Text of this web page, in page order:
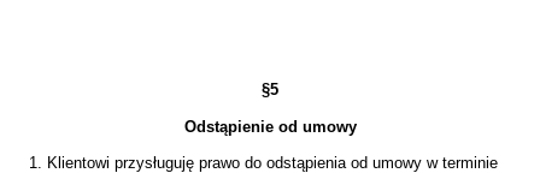
§5
Odstąpienie od umowy
1. Klientowi przysługuję prawo do odstąpienia od umowy w terminie